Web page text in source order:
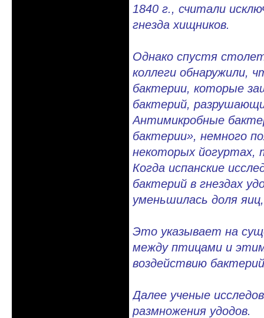
1840 г., считали
гнезда хищников.
Однако спустя
коллеги обнаружили,
бактерии, которые
бактерий,
Антимикробные
бактерии», немного
некоторых йогуртах,
Когда испанские
бактерий в гнездах
уменьшилась доля
Это указывает на
между птицами и
воздействию
Далее ученые
размножения удодов.